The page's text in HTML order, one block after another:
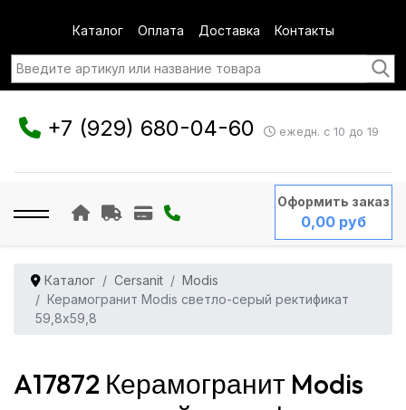
Каталог Оплата Доставка Контакты
+7 (929) 680-04-60 ежедн. с 10 до 19
Оформить заказ
0,00 руб
Каталог Cersanit
Modis
Керамогранит Modis светло-серый ректификат
59,8x59,8
A17872 Керамогранит Modis